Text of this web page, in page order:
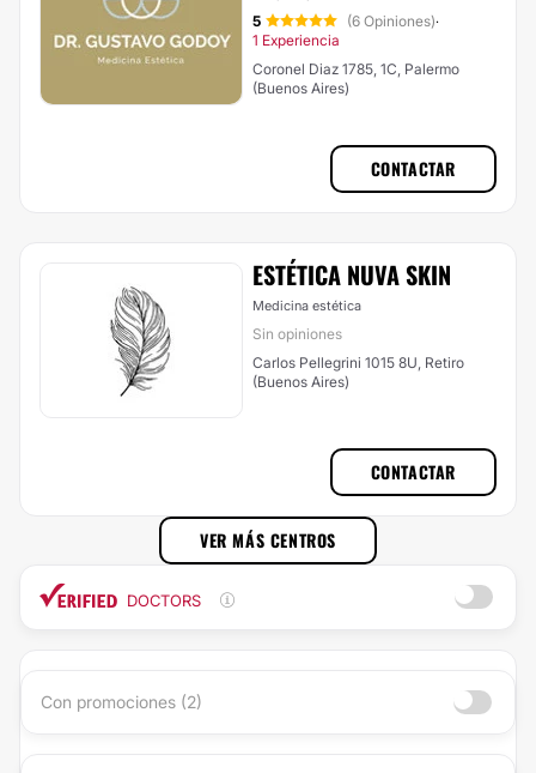
5 (6 Opiniones)·
1 Experiencia
Coronel Diaz 1785, 1C, Palermo
(Buenos Aires)
CONTACTAR
ESTÉTICA NUVA SKIN
Medicina estética
Sin opiniones
Carlos Pellegrini 1015 8U, Retiro
(Buenos Aires)
CONTACTAR
VER MÁS CENTROS
DOCTORS
Con promociones (2)